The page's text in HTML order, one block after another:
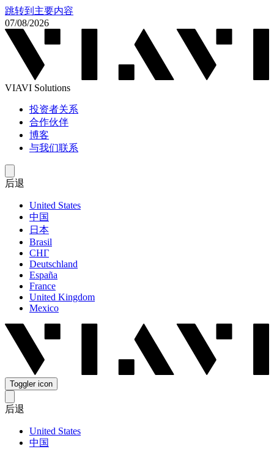
跳转到主要内容
07/08/2026
VIAVI Solutions
投资者关系
合作伙伴
博客
与我们联系
后退
United States
中国
日本
Brasil
СНГ
Deutschland
España
France
United Kingdom
Mexico
Toggler icon
后退
United States
中国